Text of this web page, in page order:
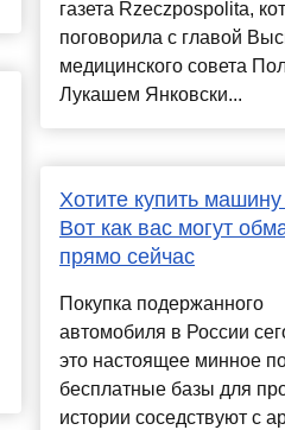
газета Rzeczpospolita,
поговорила с главой
медицинского совета
Лукашем Янковски...
Хотите купить машину
Вот как вас могут
прямо сейчас
Покупка подержанного
автомобиля в России
это настоящее минное
бесплатные базы для
истории соседствуют с